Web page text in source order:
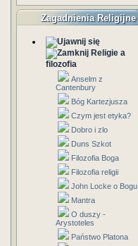
Zagadnienia Religijne
Religie a
filozofia
Anselm z
Cantenbury
Bóg Kartezjusza
Czym jest etyka?
Dobro i zlo
Duns Szkot
Filozofia Boga
Filozofia religii
John Locke o Bogu
Mantra
O duszy -
Arystoteles
Państwo Platona